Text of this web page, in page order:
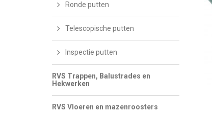
Ronde putten
Telescopische putten
Inspectie putten
RVS Trappen, Balustrades en
Hekwerken
RVS Vloeren en mazenroosters